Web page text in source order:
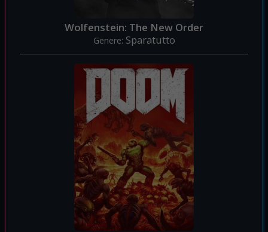
Wolfenstein: The New Order
Genere: Sparatutto